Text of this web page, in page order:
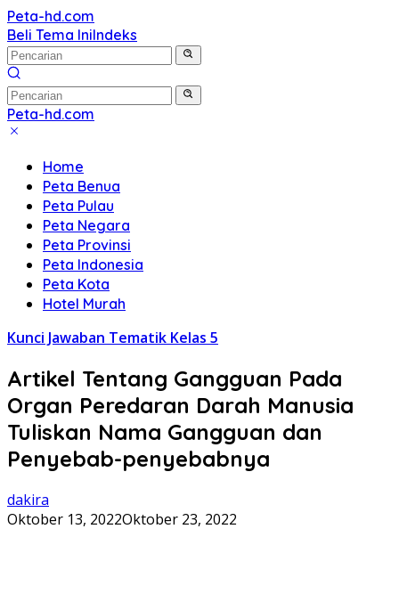
Langsung
ke
konten
Peta-hd.com
Kumpulan
Gambar
Peta
HD
Beli Tema IniIndeks
Peta-hd.com
Kumpulan
Peta
HD
Home
Peta Benua
Peta Pulau
Peta Negara
Peta Provinsi
Peta Indonesia
Peta Kota
Hotel Murah
Kunci Jawaban Tematik Kelas 5
Artikel Tentang Gangguan Pada
Organ Peredaran Darah Manusia
Tuliskan Nama Gangguan dan
Penyebab-penyebabnya
dakira
Oktober 13, 2022Oktober 23, 2022